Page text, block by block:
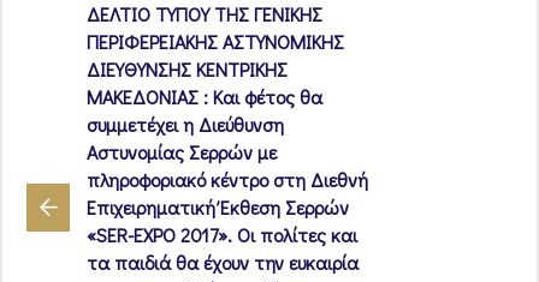
ΔΕΛΤΙΟ ΤΥΠΟΥ ΤΗΣ ΓΕΝΙΚΗΣ
ΠΕΡΙΦΕΡΕΙΑΚΗΣ ΑΣΤΥΝΟΜΙΚΗΣ
ΔΙΕΥΘΥΝΣΗΣ ΚΕΝΤΡΙΚΗΣ
ΜΑΚΕΔΟΝΙΑΣ : Και φέτος θα
συμμετέχει η Διεύθυνση
Αστυνομίας Σερρών με
πληροφοριακό κέντρο στη Διεθνή
Επιχειρηματική Έκθεση Σερρών
«SER-EXPO 2017». Οι πολίτες και
τα παιδιά θα έχουν την ευκαιρία